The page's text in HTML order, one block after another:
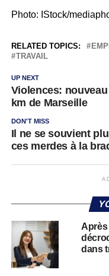
Photo: IStock/
RELATED TOPICS:
TRAVAIL
UP NEXT
Violences:
km de Marseille
DON'T MISS
Il ne se souvient
ces merdes à la
Après
dans